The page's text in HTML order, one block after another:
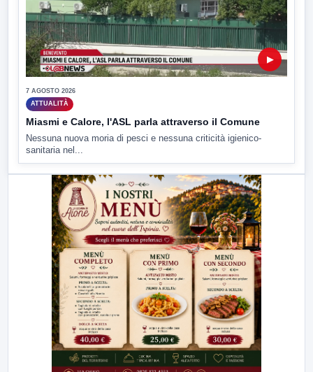
▶
7 AGOSTO 2026
ATTUALITÀ
Miasmi e Calore, l'ASL parla attraverso il Comune
Nessuna nuova moria di pesci e nessuna criticità igienico-
sanitaria nel...